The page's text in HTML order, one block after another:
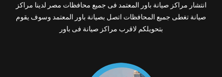
انتشار مراكز صيانة باور المعتمد فى جميع محافظات مصر لدينا مراكز
صيانة تغطى جميع المحافظات اتصل بصيانة باور المعتمد وسوف يقوم
بتحويلكم لاقرب مراكز صيانة فى باور